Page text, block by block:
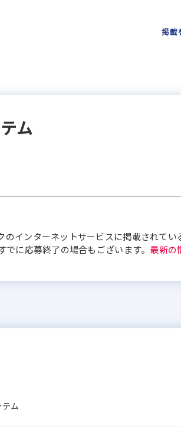
掲載
ム
インターネットサービスに掲載されてい
に応募終了の場合もございます。 最新の
ム